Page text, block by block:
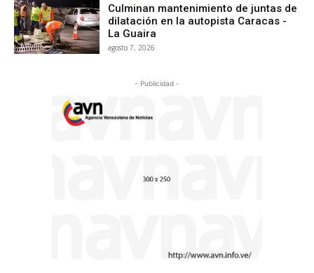
Culminan mantenimiento de juntas de
dilatación en la autopista Caracas -
La Guaira
agosto 7, 2026
- Publicidad -